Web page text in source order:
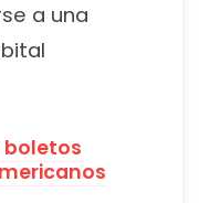
a una
boletos